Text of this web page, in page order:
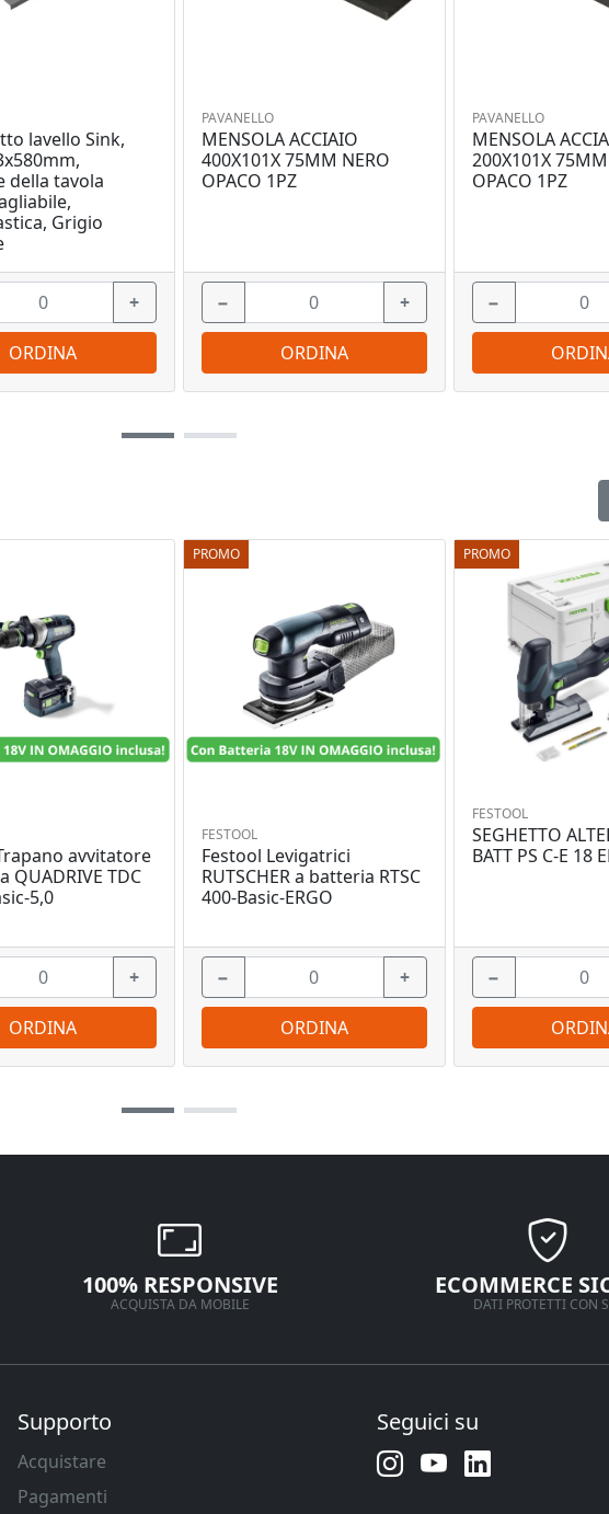
avvitatore
QUADRIVE TDC
5,0
+
ORDINA
PROMO
FESTOOL
Festool Levigatrici
RUTSCHER a batteria RTSC
400-Basic-ERGO
− +
ORDINA
PROMO
FESTOOL
SEGHETTO
BATT PS C-E 18
−
lavello Sink,
della tavola
Grigio
+
ORDINA
PAVANELLO
MENSOLA ACCIAIO
400X101X 75MM NERO
OPACO 1PZ
− +
ORDINA
PAVANELLO
MENSOLA
200X101X
OPACO 1PZ
−
100% RESPONSIVE
ACQUISTA DA MOBILE
ECOMMERCE
DATI PROTETTI CON
Supporto
Acquistare
Pagamenti
Seguici su